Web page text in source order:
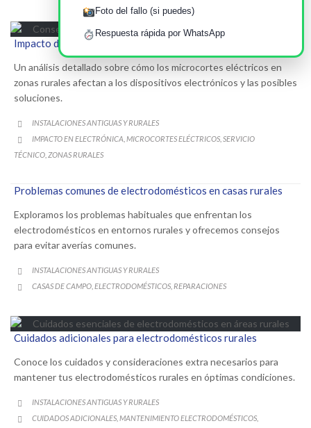
Impacto de Microcortes Eléctricos en Electrónica Rural
Un análisis detallado sobre cómo los microcortes eléctricos en
zonas rurales afectan a los dispositivos electrónicos y las posibles
soluciones.
 CATEGORY
INSTALACIONES ANTIGUAS Y RURALES
 CATEGORY
IMPACTO EN ELECTRÓNICA MICROCORTES ELÉCTRICOS SERVICIO
TÉCNICO ZONAS RURALES
Problemas comunes de electrodomésticos en casas rurales
Exploramos los problemas habituales que enfrentan los
electrodomésticos en entornos rurales y ofrecemos consejos
para evitar averías comunes.
 CATEGORY
INSTALACIONES ANTIGUAS Y RURALES
 CATEGORY
CASAS DE CAMPO ELECTRODOMÉSTICOS REPARACIONES
Cuidados adicionales para electrodomésticos rurales
Conoce los cuidados y consideraciones extra necesarios para
mantener tus electrodomésticos rurales en óptimas condiciones.
 CATEGORY
INSTALACIONES ANTIGUAS Y RURALES
 CATEGORY
CUIDADOS ADICIONALES MANTENIMIENTO ELECTRODOMÉSTICOS
Foto del fallo (si puedes)
Respuesta rápida por WhatsApp